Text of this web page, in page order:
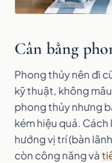
Cân bằng
Phong thủy nên đi
kỹ thuật, không
phong thủy nhưng
kém hiệu quả.
hướng vị trí (bàn
còn công năng và